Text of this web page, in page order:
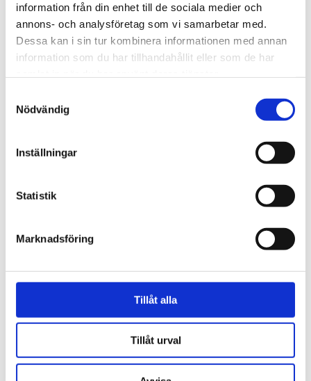
information från din enhet till de sociala medier och
annons- och analysföretag som vi samarbetar med.
Dessa kan i sin tur kombinera informationen med annan
information som du har tillhandahållit eller som de har
Nödvändig
Inställningar
Statistik
Marknadsföring
Tillåt alla
Tillåt urval
Testosteron
Kosttillskott
Testosterontestet
Aktuelt
Allmänna köpvillkor
T+
Bjørumsvegen 15
4820 Froland
Tel: 041-849 54 50